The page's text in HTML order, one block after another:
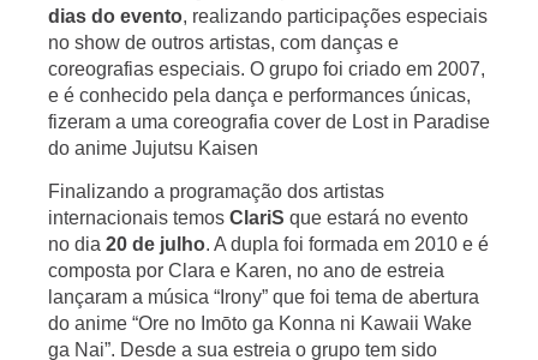
dias do evento, realizando participações especiais
no show de outros artistas, com danças e
coreografias especiais. O grupo foi criado em 2007,
e é conhecido pela dança e performances únicas,
fizeram a uma coreografia cover de Lost in Paradise
do anime Jujutsu Kaisen
Finalizando a programação dos artistas
internacionais temos ClariS que estará no evento
no dia 20 de julho. A dupla foi formada em 2010 e é
composta por Clara e Karen, no ano de estreia
lançaram a música “Irony” que foi tema de abertura
do anime “Ore no Imōto ga Konna ni Kawaii Wake
ga Nai”. Desde a sua estreia o grupo tem sido